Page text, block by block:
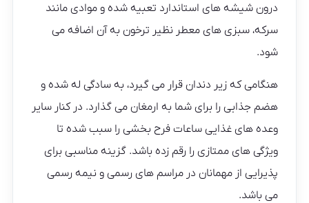
درون شیشه های استاندارد تعبیه شده و موادی مانند
سرکه، سبزی های معطر نظیر ترخون به آن اضافه می
شود.
هنگامی که زیر دندان قرار می گیرد، به سادگی له شده و
هضم جذابی را برای شما به ارمغان می گذارد. در کنار سایر
وعده های غذایی ساعات فرح بخشی را سبب شده تا
ویژگی های ممتازی را رقم زده باشد. گزینه مناسبی برای
پذیرایی از مهمانان در مراسم های رسمی و نیمه رسمی
می باشد.